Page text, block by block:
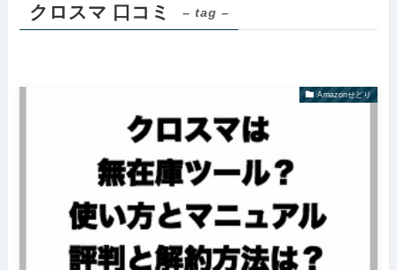
クロスマ 口コミ – tag –
Amazonせどり